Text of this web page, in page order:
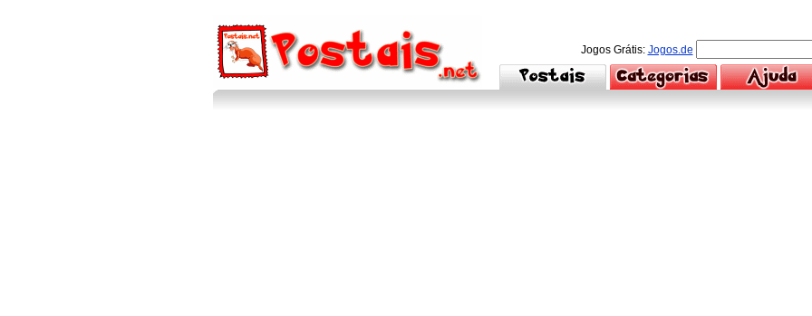
Jogos Grátis: Jogos.de